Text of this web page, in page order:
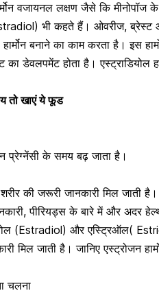
वजायनल लक्षण जैसे कि मीनोपॉज
भी कहते हैं। ओवरीज, ब्रेस्ट
हार्मोन बनाने का काम करता है। इस
का डेवलपमेंटहोता है। एस्ट्राडियोल
तो खाएं ये फूड
प्रेग्नेंसी के समय बढ़ जाता है।
की जरूरी जानकारी मिल जाती
पीरियड्स के बारे मेंऔर अदर
(Estradiol) और एस्ट्रिऑल(
मिल जाती है। जानिए एस्ट्रोजन
चलना